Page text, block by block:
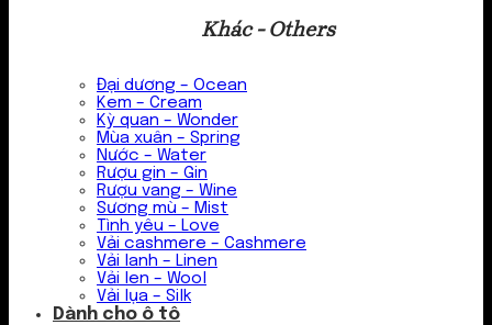
Khác - Others
Đại dương – Ocean
Kem – Cream
Kỳ quan – Wonder
Mùa xuân – Spring
Nước – Water
Rượu gin – Gin
Rượu vang – Wine
Sương mù – Mist
Tình yêu – Love
Vải cashmere – Cashmere
Vải lanh – Linen
Vải len – Wool
Vải lụa – Silk
Dành cho ô tô